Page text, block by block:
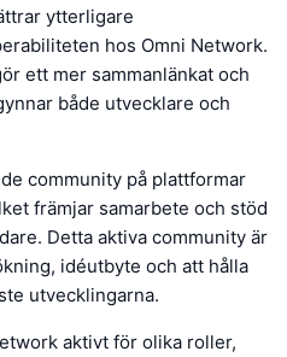
ytterligare
hos Omni Network.
ett mer sammanlänkat och
både utvecklare och
community på plattformar
främjar samarbete och stöd
Detta aktiva community är
idéutbyte och att hålla
utvecklingarna.
aktivt för olika roller,